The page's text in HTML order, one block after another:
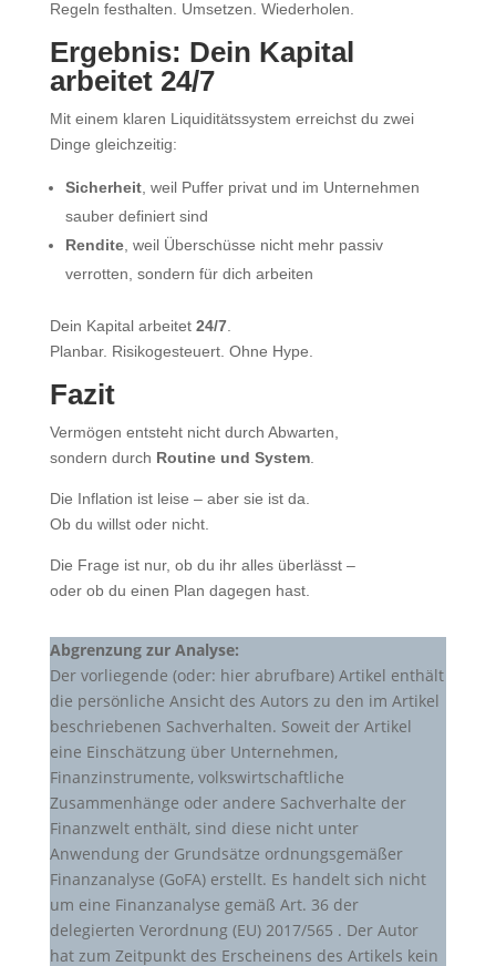
Regeln festhalten. Umsetzen. Wiederholen.
Ergebnis: Dein Kapital
arbeitet 24/7
Mit einem klaren Liquiditätssystem erreichst du zwei
Dinge gleichzeitig:
Sicherheit, weil Puffer privat und im Unternehmen
sauber definiert sind
Rendite, weil Überschüsse nicht mehr passiv
verrotten, sondern für dich arbeiten
Dein Kapital arbeitet 24/7.
Planbar. Risikogesteuert. Ohne Hype.
Fazit
Vermögen entsteht nicht durch Abwarten,
sondern durch Routine und System.
Die Inflation ist leise – aber sie ist da.
Ob du willst oder nicht.
Die Frage ist nur, ob du ihr alles überlässt –
oder ob du einen Plan dagegen hast.
Abgrenzung zur Analyse:
Der vorliegende (oder: hier abrufbare) Artikel enthält
die persönliche Ansicht des Autors zu den im Artikel
beschriebenen Sachverhalten. Soweit der Artikel
eine Einschätzung über Unternehmen,
Finanzinstrumente, volkswirtschaftliche
Zusammenhänge oder andere Sachverhalte der
Finanzwelt enthält, sind diese nicht unter
Anwendung der Grundsätze ordnungsgemäßer
Finanzanalyse (GoFA) erstellt. Es handelt sich nicht
um eine Finanzanalyse gemäß Art. 36 der
delegierten Verordnung (EU) 2017/565 . Der Autor
hat zum Zeitpunkt des Erscheinens des Artikels kein